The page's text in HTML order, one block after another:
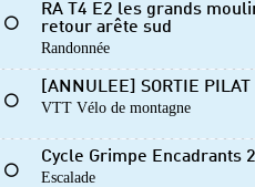
⚪
RA T4 E2 les grands
retour arête sud
Randonnée
⚪
[ANNULEE] SORTIE
VTT Vélo de montagne
⚪
Cycle Grimpe Encadrants
Escalade